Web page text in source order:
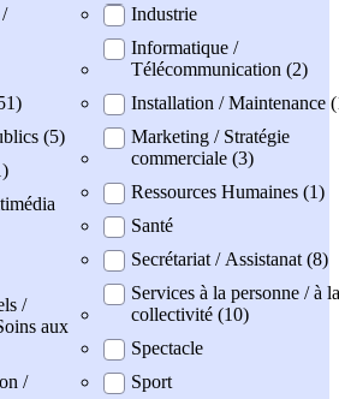
(5)
/
aux
/
Industrie
Informatique /
Télécommunication (2)
Installation / Maintenance
Marketing / Stratégie
commerciale (3)
Ressources Humaines (1)
Santé
Secrétariat / Assistanat (8)
Services à la personne / à la
collectivité (10)
Spectacle
Sport